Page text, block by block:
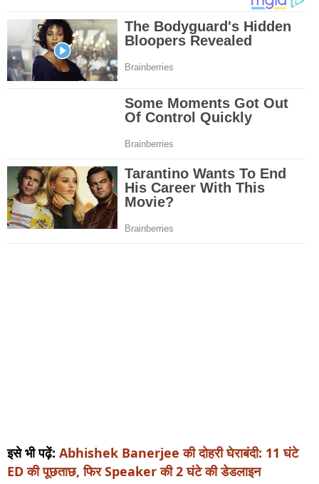
इसे भी पढ़ें: Abhishek Banerjee की दोहरी घेराबंदी: 11 घंटे
ED की पूछताछ, फिर Speaker की 2 घंटे की डेडलाइन